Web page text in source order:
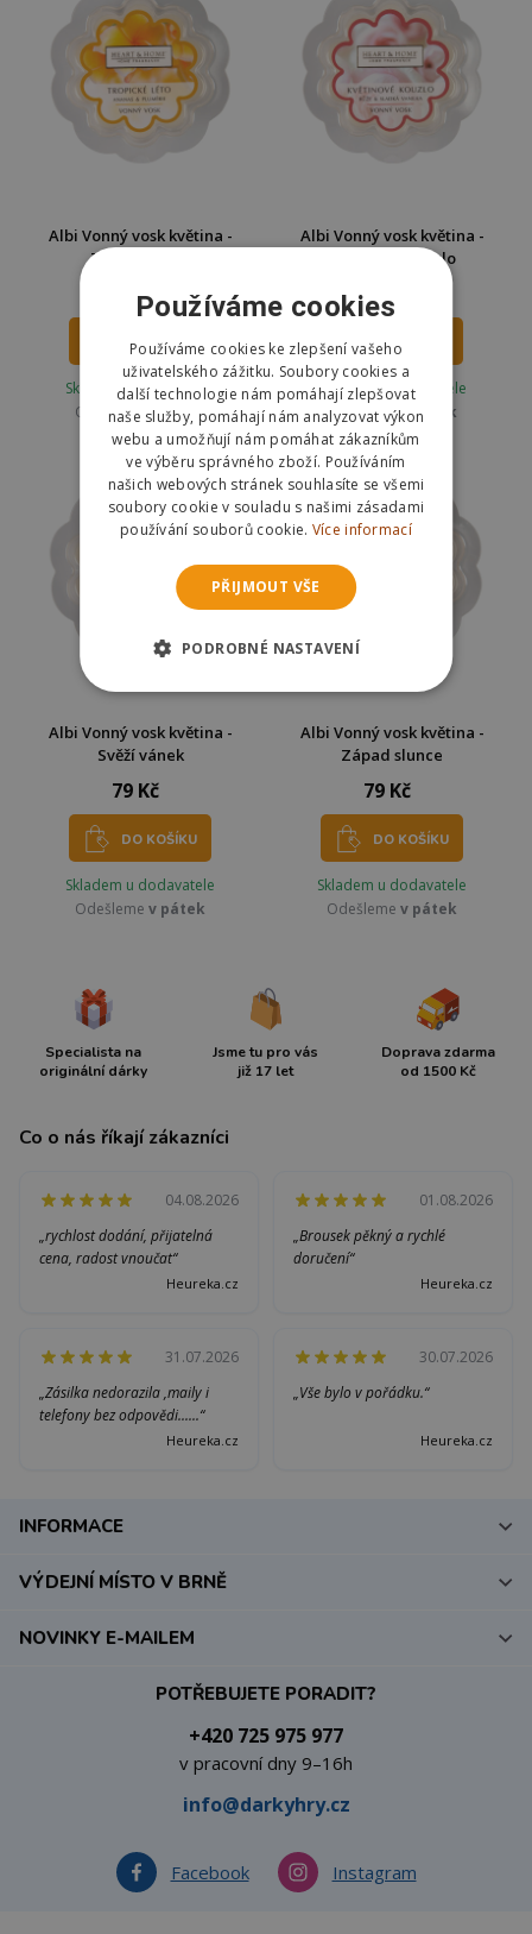
Albi Vonný vosk květina -
Tropické léto
79 Kč
DO KOŠÍKU
Skladem u dodavatele
Odešlemev pátek
Albi Vonný vosk květina -
Květinové kouzlo
DO KOŠÍKU
Skladem u dodavatele
Odešlemev pátek
Albi Vonný vosk květina -
Svěží vánek
79 Kč
DO KOŠÍKU
Skladem u dodavatele
Odešleme v pátek
Albi Vonný vosk květina -
Západ slunce
79 Kč
DO KOŠÍKU
Skladem u dodavatele
Odešleme v pátek
Specialista na
originální dárky
Jsme tu pro vás
již 17 let
Doprava zdarma
od 1500 Kč
Co o nás říkají zákazníci
04.08.2026
„rychlost dodání, přijatelná
cena, radost vnoučat“
Heureka.cz
01.08.2026
„Brousek pěkný a rychlé
doručení“
Heureka.cz
31.07.2026
„Zásilka nedorazila ,maily i
telefony bez odpovědi......“
Heureka.cz
30.07.2026
„Vše bylo v pořádku.“
Heureka.cz
INFORMACE
VÝDEJNÍ MÍSTO V BRNĚ
POTŘEBUJETE PORADIT?
+420 725 975 977
v pracovní dny 9–16h
info@darkyhry.cz
Facebook Instagram
NOVINKY E-MAILEM
Používáme cookies
Používáme cookies ke zlepšení vašeho
uživatelského zážitku. Soubory cookies a
další technologie nám pomáhají zlepšovat
naše služby, pomáhají nám analyzovat výkon
webu a umožňují nám pomáhat zákazníkům
ve výběru správného zboží. Používáním
našich webových stránek souhlasíte se všemi
soubory cookie v souladu s našimi zásadami
používání souborů cookie. Více informací
PŘIJMOUT VŠE
PODROBNÉ NASTAVENÍ